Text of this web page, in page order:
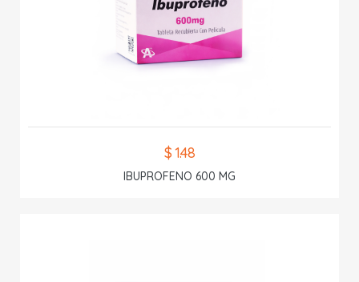
$ 1.48
IBUPROFENO 600 MG